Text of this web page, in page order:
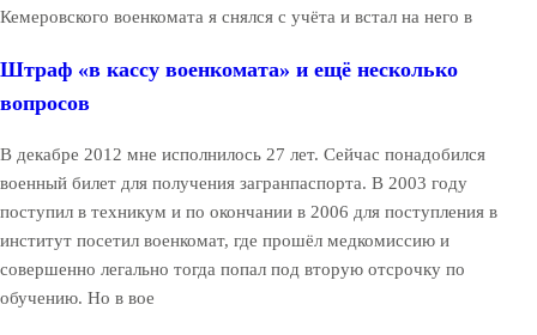
Кемеровского военкомата я снялся с учёта и встал на него в
Штраф «в кассу военкомата» и ещё несколько
вопросов
В декабре 2012 мне исполнилось 27 лет. Сейчас понадобился
военный билет для получения загранпаспорта. В 2003 году
поступил в техникум и по окончании в 2006 для поступления в
институт посетил военкомат, где прошёл медкомиссию и
совершенно легально тогда попал под вторую отсрочку по
обучению. Но в вое